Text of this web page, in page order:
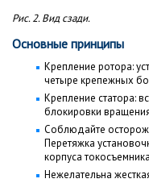
Рис. 2. Вид сзади.
Основные принципы
Крепление ротора:
четыре крепежных
Крепление статора:
блокировки
Соблюдайте
Перетяжка
корпуса
Нежелательна